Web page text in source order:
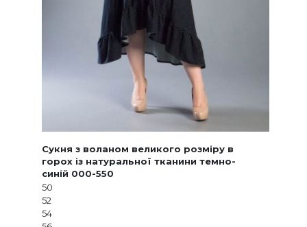
Сукня з воланом великого розміру в
горох із натуральної тканини темно-
синій 000-550
50
52
54